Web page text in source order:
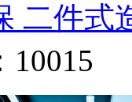
二件式
10015